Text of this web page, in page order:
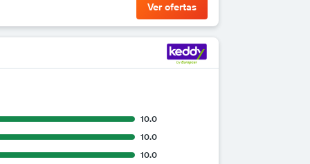
Ver ofertas
10.0
10.0
10.0